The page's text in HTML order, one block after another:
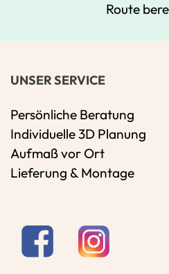
Route
UNSER SERVICE
Persönliche Beratung
Individuelle 3D Planung
Aufmaß vor Ort
Lieferung & Montage